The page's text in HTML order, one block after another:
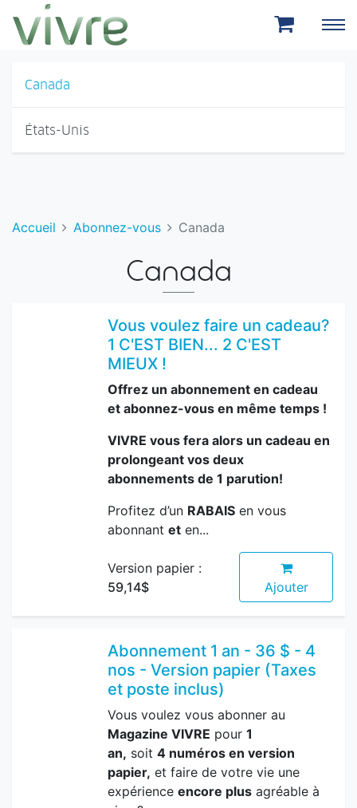
Aller au menu principal
Aller au contenu principal
Canada
États-Unis
Accueil Abonnez-vous Canada
Canada
Vous voulez faire un cadeau?
1 C'EST BIEN... 2 C'EST
MIEUX !
Offrez un abonnement en cadeau
et abonnez-vous en même temps !
VIVRE vous fera alors un cadeau en
prolongeant vos deux
abonnements de 1 parution!
Profitez d’un RABAISen vous
abonnant eten...
Version papier :
59,14$
Ajouter
Abonnement 1 an - 36 $ - 4
nos - Version papier (Taxes
et poste inclus)
Vous voulez vous abonner au
Magazine VIVRE pour 1
an, soit 4 numéros en version
papier, et faire de votre vie une
expérience encore plusagréable à